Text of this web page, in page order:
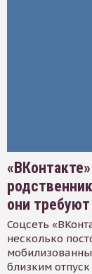
они
Соцсеть
несколько
близким